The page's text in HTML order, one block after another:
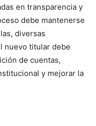
en transparencia y
debe mantenerse
diversas
nuevo titular debe
de cuentas,
y mejorar la